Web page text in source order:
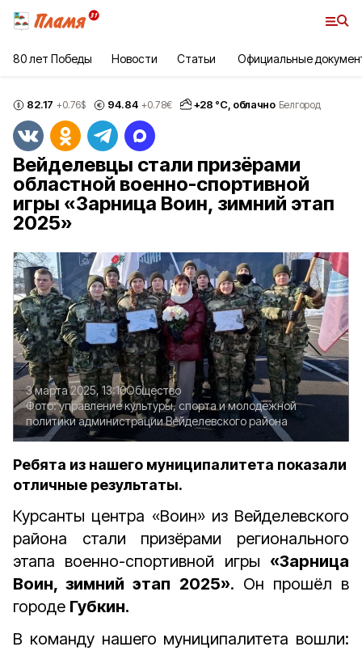
80 лет Победы Новости Статьи Официальные
82.17 +0.76$ 94.84 +0.78€ +28 °С, облачно Белгород
Вейделевцы стали призёрами
областной военно-спортивной
игры «Зарница Воин, зимний этап
2025»
3 марта 2025, 13:10Общество
Фото:управление культуры, спорта и молодёжной
политики администрации Вейделевского района
Ребята из нашего муниципалитета показали
отличные результаты.
Курсанты центра «Воин» из Вейделевского
района стали призёрами регионального
этапа военно-спортивной игры «Зарница
Воин, зимний этап 2025». Он прошёл в
городе Губкин.
В команду нашего муниципалитета вошли: